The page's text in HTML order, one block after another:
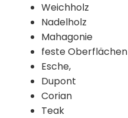
Weichholz
Nadelholz
Mahagonie
feste Oberflächen
Esche,
Dupont
Corian
Teak